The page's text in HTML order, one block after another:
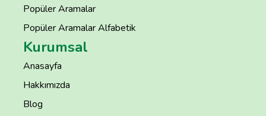
Popüler Aramalar
Popüler Aramalar Alfabetik
Kurumsal
Anasayfa
Hakkımızda
Blog